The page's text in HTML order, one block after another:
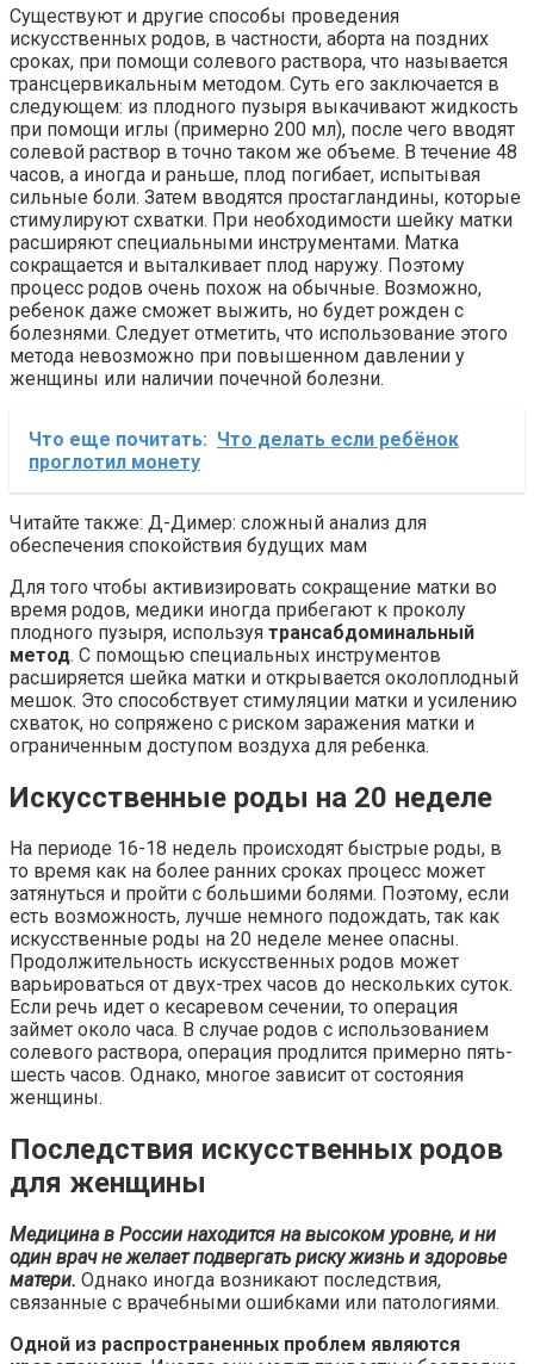
Существуют и другие способы проведения
искусственных родов, в частности, аборта на поздних
сроках, при помощи солевого раствора, что называется
трансцервикальным методом. Суть его заключается в
следующем: из плодного пузыря выкачивают жидкость
при помощи иглы (примерно 200 мл), после чего вводят
солевой раствор в точно таком же объеме. В течение 48
часов, а иногда и раньше, плод погибает, испытывая
сильные боли. Затем вводятся простагландины, которые
стимулируют схватки. При необходимости шейку матки
расширяют специальными инструментами. Матка
сокращается и выталкивает плод наружу. Поэтому
процесс родов очень похож на обычные. Возможно,
ребенок даже сможет выжить, но будет рожден с
болезнями. Следует отметить, что использование этого
метода невозможно при повышенном давлении у
женщины или наличии почечной болезни.
Что еще почитать: Что делать если ребёнок
проглотил монету
Читайте также: Д-Димер: сложный анализ для
обеспечения спокойствия будущих мам
Для того чтобы активизировать сокращение матки во
время родов, медики иногда прибегают к проколу
плодного пузыря, используя трансабдоминальный
метод. С помощью специальных инструментов
расширяется шейка матки и открывается околоплодный
мешок. Это способствует стимуляции матки и усилению
схваток, но сопряжено с риском заражения матки и
ограниченным доступом воздуха для ребенка.
Искусственные роды на 20 неделе
На периоде 16-18 недель происходят быстрые роды, в
то время как на более ранних сроках процесс может
затянуться и пройти с большими болями. Поэтому, если
есть возможность, лучше немного подождать, так как
искусственные роды на 20 неделе менее опасны.
Продолжительность искусственных родов может
варьироваться от двух-трех часов до нескольких суток.
Если речь идет о кесаревом сечении, то операция
займет около часа. В случае родов с использованием
солевого раствора, операция продлится примерно пять-
шесть часов. Однако, многое зависит от состояния
женщины.
Последствия искусственных родов
для женщины
Медицина в России находится на высоком уровне, и ни
один врач не желает подвергать риску жизнь и здоровье
матери. Однако иногда возникают последствия,
связанные с врачебными ошибками или патологиями.
Одной из распространенных проблем являются